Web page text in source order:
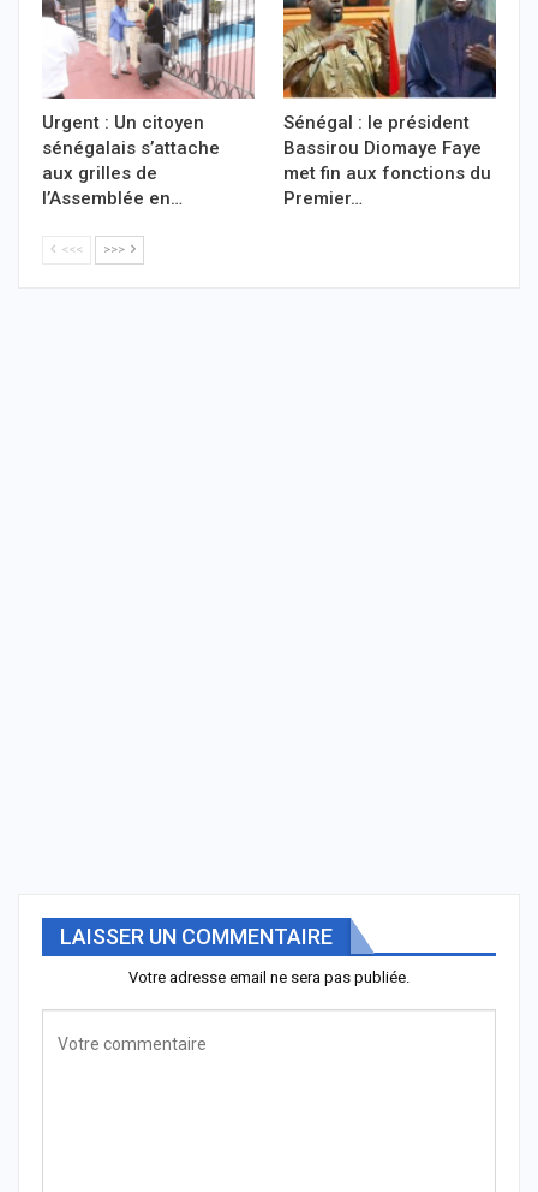
Urgent : Un citoyen
sénégalais s’attache
aux grilles de
l’Assemblée en…
Sénégal : le président
Bassirou Diomaye Faye
met fin aux fonctions du
Premier…
<<< >>>
LAISSER UN COMMENTAIRE
Votre adresse email ne sera pas publiée.